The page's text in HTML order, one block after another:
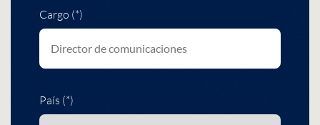
Cargo (*)
País (*)